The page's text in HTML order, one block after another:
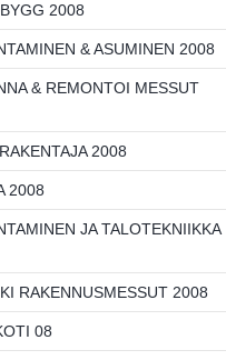
2008
& ASUMINEN 2008
& REMONTOI MESSUT
2008
2008
JA TALOTEKNIIKKA
RAKENNUSMESSUT 2008
08